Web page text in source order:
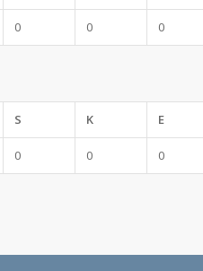
0 0 0
S K E
0 0 0